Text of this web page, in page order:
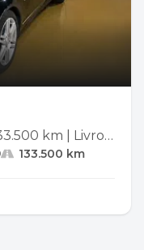
km | Livro
133.500 km